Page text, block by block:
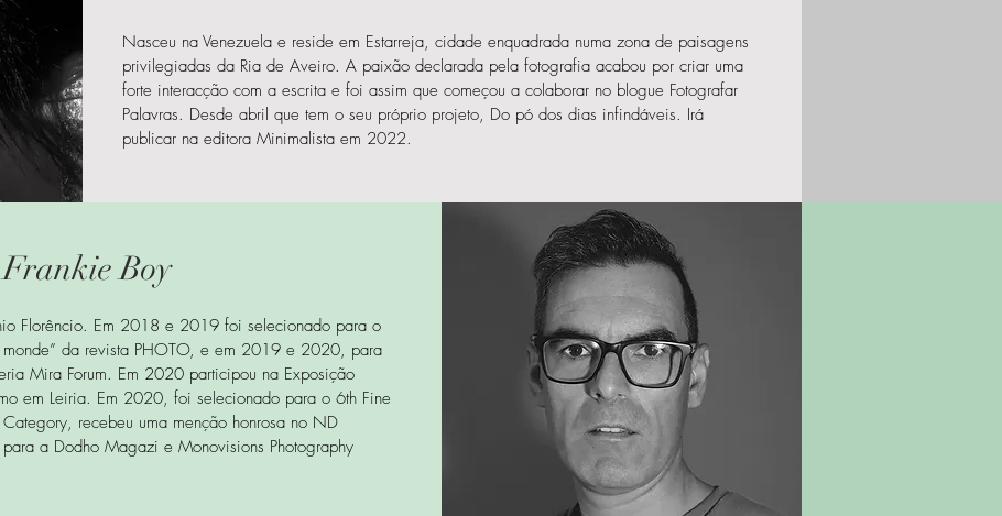
Nasceu na Venezuela e reside em Estarreja, cidade enquadrada numa zona de paisagens
privilegiadas da Ria de Aveiro. A paixão declarada pela fotografia acabou por criar uma
forte interacção com a escrita e foi assim que começou a colaborar no blogue Fotografar
Palavras. Desde abril que tem o seu próprio projeto, Do pó dos dias infindáveis. Irá
publicar na editora Minimalista em 2022.
Frankie Boy
Florêncio. Em 2018 e 2019 foi selecionado para o
monde” da revista PHOTO, e em 2019 e 2020, para
Mira Forum. Em 2020 participou na Exposição
em Leiria. Em 2020, foi selecionado para o 6th Fine
recebeu uma menção honrosa no ND
a Dodho Magazi e Monovisions Photography